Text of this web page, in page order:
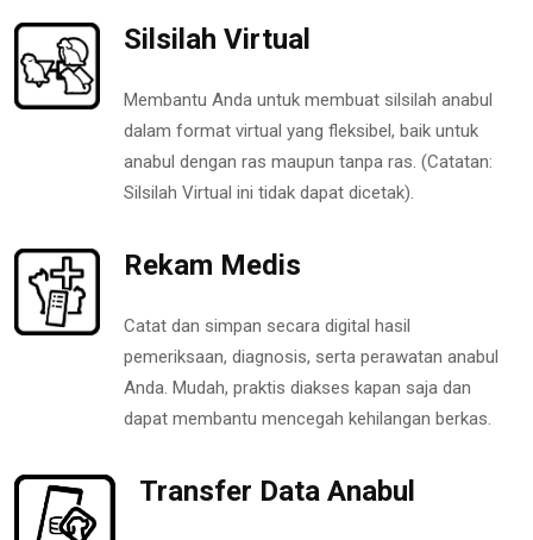
Silsilah Virtual
Membantu Anda untuk membuat silsilah anabul
dalam format virtual yang fleksibel, baik untuk
anabul dengan ras maupun tanpa ras. (Catatan:
Silsilah Virtual ini tidak dapat dicetak).
Rekam Medis
Catat dan simpan secara digital hasil
pemeriksaan, diagnosis, serta perawatan anabul
Anda. Mudah, praktis diakses kapan saja dan
dapat membantu mencegah kehilangan berkas.
Transfer Data Anabul